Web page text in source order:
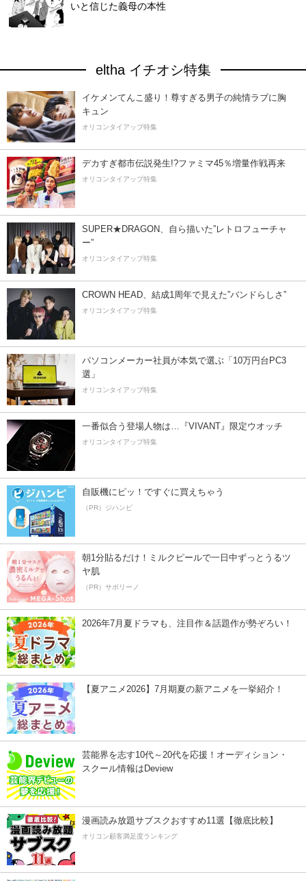
いと信じた義母の本性
eltha イチオシ特集
イケメンてんこ盛り！尊すぎる男子の純情ラブに胸
キュン
オリコンタイアップ特集
デカすぎ都市伝説発生!?ファミマ45％増量作戦再来
オリコンタイアップ特集
SUPER★DRAGON、自ら描いた”レトロフューチャ
ー”
オリコンタイアップ特集
CROWN HEAD、結成1周年で見えた”バンドらしさ”
オリコンタイアップ特集
パソコンメーカー社員が本気で選ぶ「10万円台PC3
選」
オリコンタイアップ特集
一番似合う登場人物は…『VIVANT』限定ウオッチ
オリコンタイアップ特集
自販機にピッ！ですぐに買えちゃう
（PR）ジハンピ
朝1分貼るだけ！ミルクピールで一日中ずっとうるツ
ヤ肌
（PR）サボリーノ
2026年7月夏ドラマも、注目作＆話題作が勢ぞろい！
【夏アニメ2026】7月期夏の新アニメを一挙紹介！
芸能界を志す10代～20代を応援！オーディション・
スクール情報はDeview
漫画読み放題サブスクおすすめ11選【徹底比較】
オリコン顧客満足度ランキング